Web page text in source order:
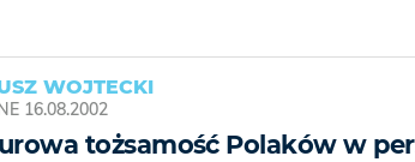
WOJTECKI
16.08.2002
tożsamość Polaków w